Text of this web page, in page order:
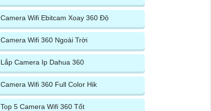
Camera Wifi Ebitcam Xoay 360 Độ
Camera Wifi 360 Ngoài Trời
Lắp Camera Ip Dahua 360
Camera Wifi 360 Full Color Hik
Top 5 Camera Wifi 360 Tốt